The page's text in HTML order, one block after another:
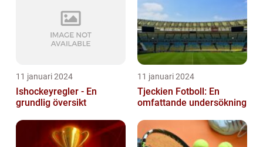
11 januari 2024
Ishockeyregler - En
grundlig översikt
11 januari 2024
Tjeckien Fotboll: En
omfattande undersökning